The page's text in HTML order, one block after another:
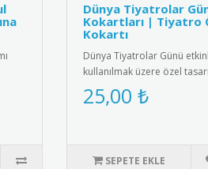
Dünya Tiyatrolar
Kokartları | Tiyatro
Kokartı
Dünya Tiyatrolar Günü
kullanılmak üzere özel
kokartları. Bu şık koka..
25,00 ₺
SEPETE EKLE